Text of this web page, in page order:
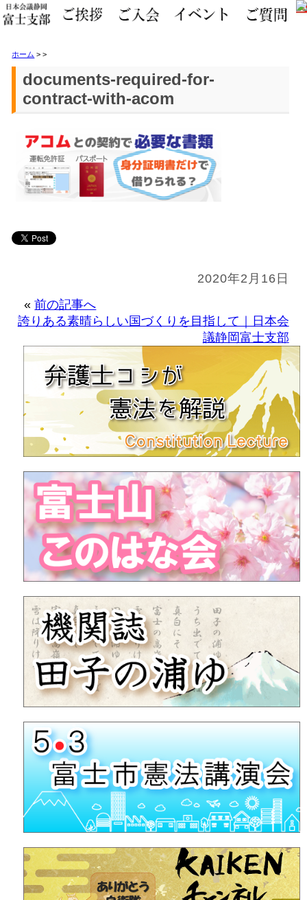
ホーム >>
documents-required-for-
contract-with-acom
2020年2月16日
«前の記事へ
誇りある素晴らしい国づくりを目指して｜日本会
議静岡富士支部